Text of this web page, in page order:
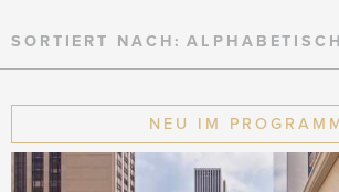
SORTIERT NACH:
NEU IM